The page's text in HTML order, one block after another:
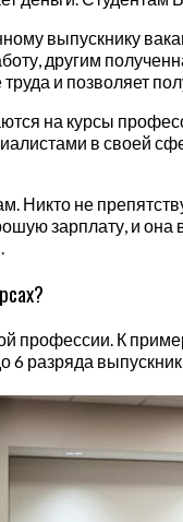
выпускнику
другим
и позволяет
на курсы
в своей
Никто не
зарплату, и
К
разряда